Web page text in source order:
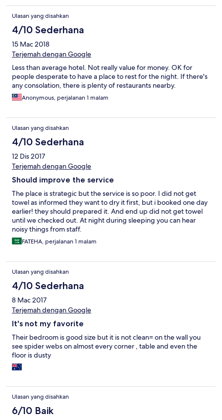
Ulasan yang disahkan
4/10 Sederhana
15 Mac 2018
Terjemah dengan Google
Less than average hotel. Not really value for money. OK for
people desperate to have a place to rest for the night. If there's
any consolation, there is plenty of restaurants nearby.
Anonymous, perjalanan 1 malam
Ulasan yang disahkan
4/10 Sederhana
12 Dis 2017
Terjemah dengan Google
Should improve the service
The place is strategic but the service is so poor. I did not get
towel as informed they want to dry it first, but i booked one day
earlier! they should prepared it. And end up did not get towel
until we checked out. At night during sleeping you can hear
noisy things from staff.
FATEHA, perjalanan 1 malam
Ulasan yang disahkan
4/10 Sederhana
8 Mac 2017
Terjemah dengan Google
It's not my favorite
Their bedroom is good size but it is not clean= on the wall you
see spider webs on almost every corner , table and even the
floor is dusty
Ulasan yang disahkan
6/10 Baik